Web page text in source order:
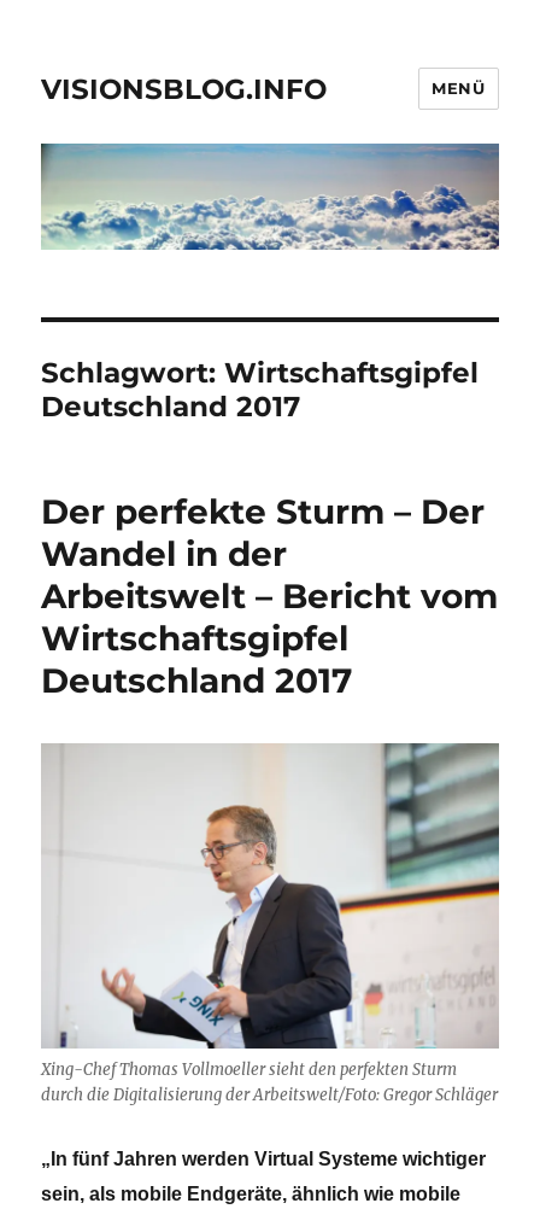
VISIONSBLOG.INFO MENÜ
Schlagwort:Wirtschaftsgipfel
Deutschland 2017
Der perfekte Sturm – Der
Wandel in der
Arbeitswelt – Bericht vom
Wirtschaftsgipfel
Deutschland 2017
Xing-Chef Thomas Vollmoeller sieht den perfekten Sturm
durch die Digitalisierung der Arbeitswelt/Foto: Gregor Schläger
„In fünf Jahren werden Virtual Systeme wichtiger
sein, als mobile Endgeräte, ähnlich wie mobile